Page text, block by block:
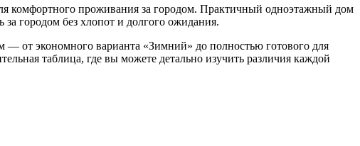
комфортного проживания за городом. Практичный одноэтажный дом
городом без хлопот и долгого ожидания.
— от экономного варианта «Зимний» до полностью готового для
таблица, где вы можете детально изучить различия каждой